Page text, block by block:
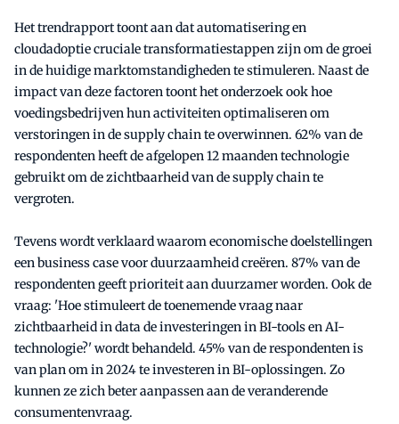
Het trendrapport toont aan dat automatisering en
cloudadoptie cruciale transformatiestappen zijn om de groei
in de huidige marktomstandigheden te stimuleren. Naast de
impact van deze factoren toont het onderzoek ook hoe
voedingsbedrijven hun activiteiten optimaliseren om
verstoringen in de supply chain te overwinnen. 62% van de
respondenten heeft de afgelopen 12 maanden technologie
gebruikt om de zichtbaarheid van de supply chain te
vergroten.
Tevens wordt verklaard waarom economische doelstellingen
een business case voor duurzaamheid creëren. 87% van de
respondenten geeft prioriteit aan duurzamer worden. Ook de
vraag: 'Hoe stimuleert de toenemende vraag naar
zichtbaarheid in data de investeringen in BI-tools en AI-
technologie?' wordt behandeld. 45% van de respondenten is
van plan om in 2024 te investeren in BI-oplossingen. Zo
kunnen ze zich beter aanpassen aan de veranderende
consumentenvraag.